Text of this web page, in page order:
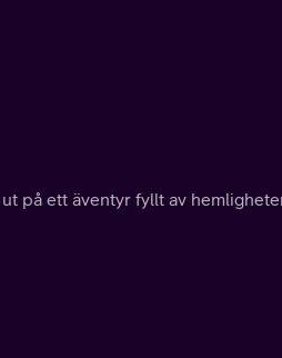
på ett äventyr fyllt av